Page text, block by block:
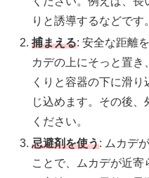
りと誘導するなどです。
捕まえる: 安全な距離
カデの上にそっと置き
くりと容器の下に滑
じ込めます。その後
ください。
忌避剤を使う: ムカデ
ことで、ムカデが近